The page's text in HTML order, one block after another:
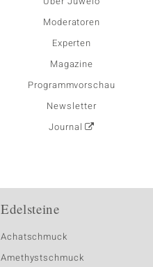
Moderatoren
Experten
Magazine
Programmvorschau
Newsletter
Journal
Edelsteine
Achatschmuck
Amethystschmuck